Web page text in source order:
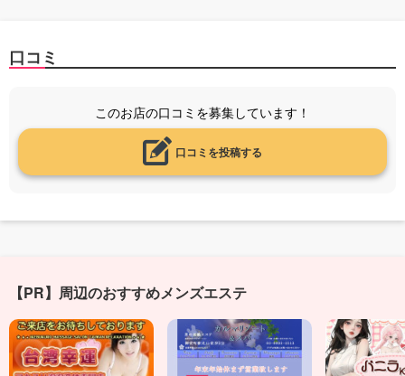
口コミ
このお店の口コミを募集しています！
口コミを投稿する
【PR】周辺のおすすめメンズエステ